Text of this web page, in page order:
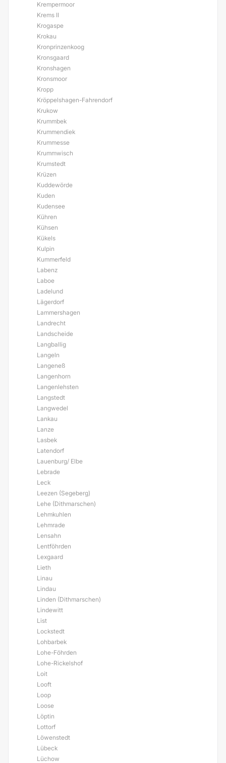
Krempermoor
Krems II
Krogaspe
Krokau
Kronprinzenkoog
Kronsgaard
Kronshagen
Kronsmoor
Kropp
Kröppelshagen-Fahrendorf
Krukow
Krummbek
Krummendiek
Krummesse
Krummwisch
Krumstedt
Krüzen
Kuddewörde
Kuden
Kudensee
Kühren
Kühsen
Kükels
Kulpin
Kummerfeld
Labenz
Laboe
Ladelund
Lägerdorf
Lammershagen
Landrecht
Landscheide
Langballig
Langeln
Langeneß
Langenhorn
Langenlehsten
Langstedt
Langwedel
Lankau
Lanze
Lasbek
Latendorf
Lauenburg/ Elbe
Lebrade
Leck
Leezen (Segeberg)
Lehe (Dithmarschen)
Lehmkuhlen
Lehmrade
Lensahn
Lentföhrden
Lexgaard
Lieth
Linau
Lindau
Linden (Dithmarschen)
Lindewitt
List
Lockstedt
Lohbarbek
Lohe-Föhrden
Lohe-Rickelshof
Loit
Looft
Loop
Loose
Löptin
Lottorf
Löwenstedt
Lübeck
Lüchow